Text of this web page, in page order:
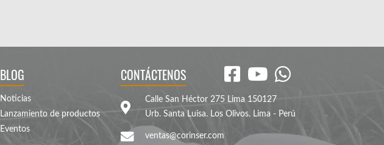
BLOG
Noticias
Lanzamiento de productos
Eventos
CONTÁCTENOS
Calle San Héctor 275 Lima 150127
Urb. Santa Luisa. Los Olivos. Lima - Perú
ventas@corinser.com